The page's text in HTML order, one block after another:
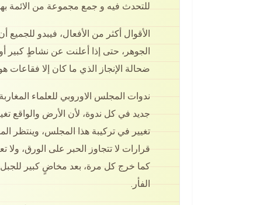
للتحدث فيه و جمع مجموعة من الائمة
الأقوال أكثر من الأفعال، فيبدو
الجوهر، حتى إذا أعلنت عن نشاطٍ
ضحالة الإنجاز الذي ما كان إلا فقاعات
ندوات المجلس الاوروبي للعلماء
جديد في كل ندوة، لأن الأرض والواقع
تغيير في تركيبة هذا المجلس، وينتظر
قرارات لا تتجاوز الحبر على الورق،
كما خرج كل مرة، بعد مخاضٍ كبير للجبل
الفأر.